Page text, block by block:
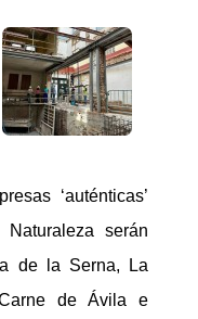
‘auténticas’
serán
de la Serna, La
de Ávila e